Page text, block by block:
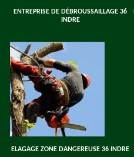
ENTREPRISE DE DÉBROUSSAILLAGE 36
INDRE
ELAGAGE ZONE DANGEREUSE 36 INDRE